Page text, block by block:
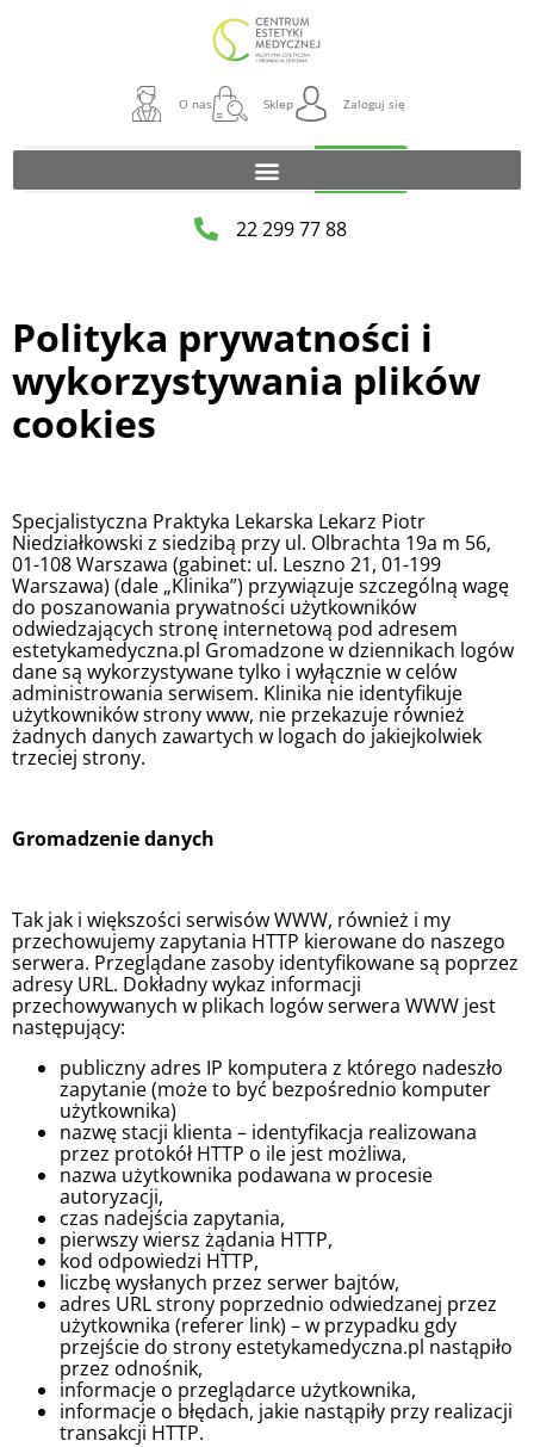
O nas Sklep Zaloguj się
22 299 77 88
Polityka prywatności i
wykorzystywania plików
cookies
Specjalistyczna Praktyka Lekarska Lekarz Piotr
Niedziałkowski z siedzibą przy ul. Olbrachta 19a m 56,
01-108 Warszawa (gabinet: ul. Leszno 21, 01-199
Warszawa) (dale „Klinika”) przywiązuje szczególną wagę
do poszanowania prywatności użytkowników
odwiedzających stronę internetową pod adresem
estetykamedyczna.pl Gromadzone w dziennikach logów
dane są wykorzystywane tylko i wyłącznie w celów
administrowania serwisem. Klinika nie identyfikuje
użytkowników strony www, nie przekazuje również
żadnych danych zawartych w logach do jakiejkolwiek
trzeciej strony.
Gromadzenie danych
Tak jak i większości serwisów WWW, również i my
przechowujemy zapytania HTTP kierowane do naszego
serwera. Przeglądane zasoby identyfikowane są poprzez
adresy URL. Dokładny wykaz informacji
przechowywanych w plikach logów serwera WWW jest
następujący:
publiczny adres IP komputera z którego nadeszło
zapytanie (może to być bezpośrednio komputer
użytkownika)
nazwę stacji klienta – identyfikacja realizowana
przez protokół HTTP o ile jest możliwa,
nazwa użytkownika podawana w procesie
autoryzacji,
czas nadejścia zapytania,
pierwszy wiersz żądania HTTP,
kod odpowiedzi HTTP,
liczbę wysłanych przez serwer bajtów,
adres URL strony poprzednio odwiedzanej przez
użytkownika (referer link) – w przypadku gdy
przejście do strony estetykamedyczna.pl nastąpiło
przez odnośnik,
informacje o przeglądarce użytkownika,
informacje o błędach, jakie nastąpiły przy realizacji
transakcji HTTP.